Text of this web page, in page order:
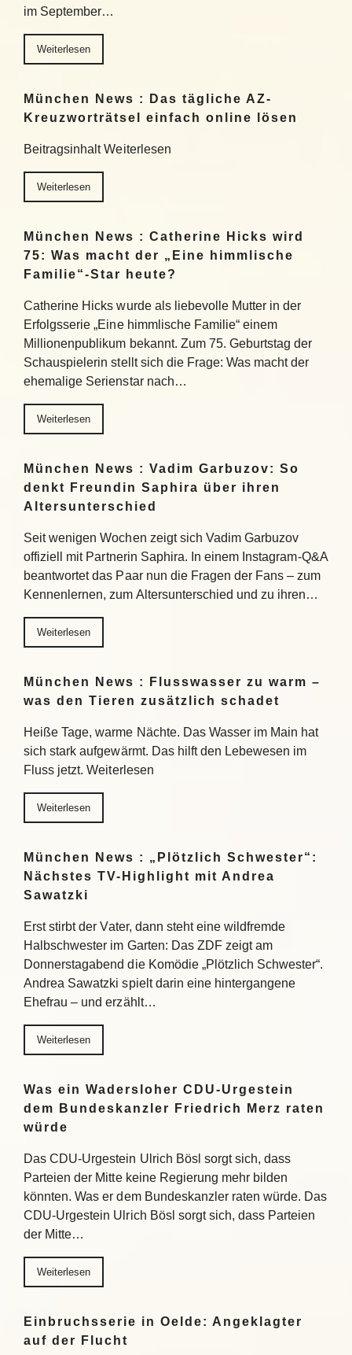
im September…
Weiterlesen
München News : Das tägliche AZ-
Kreuzworträtsel einfach online lösen
Beitragsinhalt Weiterlesen
Weiterlesen
München News : Catherine Hicks wird
75: Was macht der „Eine himmlische
Familie“-Star heute?
Catherine Hicks wurde als liebevolle Mutter in der
Erfolgsserie „Eine himmlische Familie“ einem
Millionenpublikum bekannt. Zum 75. Geburtstag der
Schauspielerin stellt sich die Frage: Was macht der
ehemalige Serienstar nach…
Weiterlesen
München News : Vadim Garbuzov: So
denkt Freundin Saphira über ihren
Altersunterschied
Seit wenigen Wochen zeigt sich Vadim Garbuzov
offiziell mit Partnerin Saphira. In einem Instagram-Q&A
beantwortet das Paar nun die Fragen der Fans – zum
Kennenlernen, zum Altersunterschied und zu ihren…
Weiterlesen
München News : Flusswasser zu warm –
was den Tieren zusätzlich schadet
Heiße Tage, warme Nächte. Das Wasser im Main hat
sich stark aufgewärmt. Das hilft den Lebewesen im
Fluss jetzt. Weiterlesen
Weiterlesen
München News : „Plötzlich Schwester“:
Nächstes TV-Highlight mit Andrea
Sawatzki
Erst stirbt der Vater, dann steht eine wildfremde
Halbschwester im Garten: Das ZDF zeigt am
Donnerstagabend die Komödie „Plötzlich Schwester“.
Andrea Sawatzki spielt darin eine hintergangene
Ehefrau – und erzählt…
Weiterlesen
Was ein Wadersloher CDU-Urgestein
dem Bundeskanzler Friedrich Merz raten
würde
Das CDU-Urgestein Ulrich Bösl sorgt sich, dass
Parteien der Mitte keine Regierung mehr bilden
könnten. Was er dem Bundeskanzler raten würde. Das
CDU-Urgestein Ulrich Bösl sorgt sich, dass Parteien
der Mitte…
Weiterlesen
Einbruchsserie in Oelde: Angeklagter
auf der Flucht